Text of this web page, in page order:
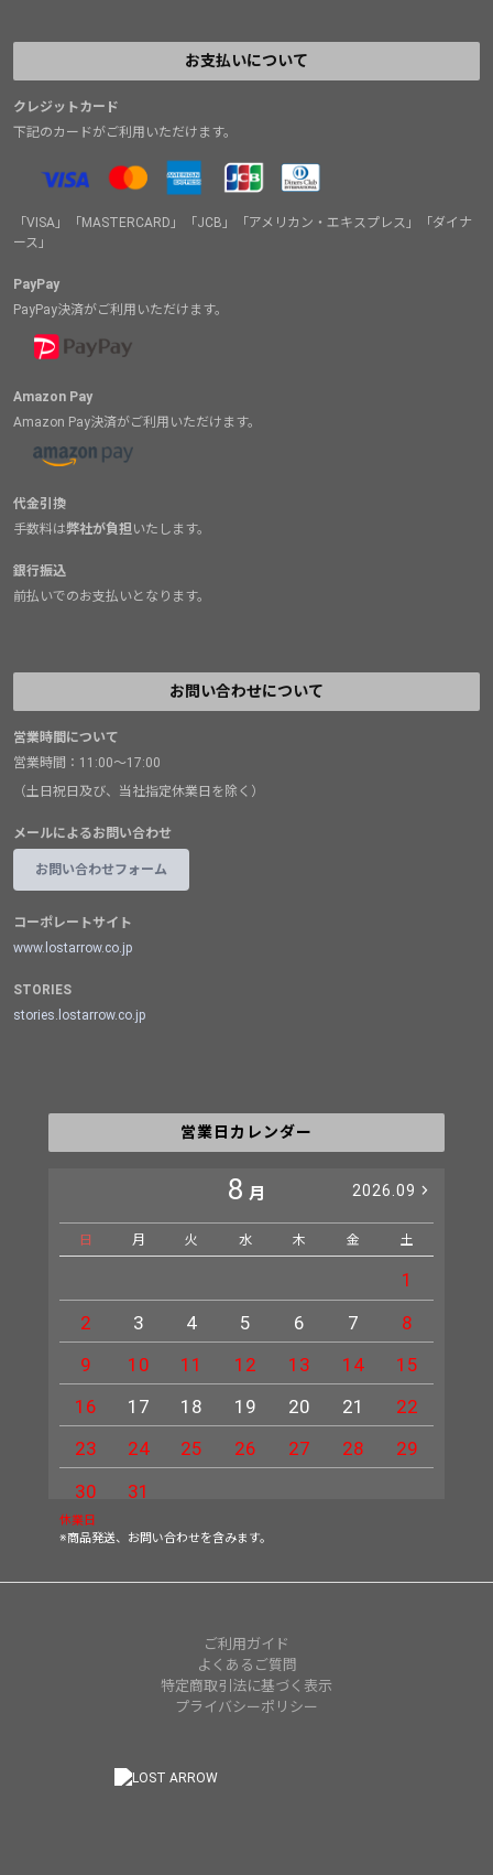
お支払いについて
クレジットカード
下記のカードがご利用いただけます。
「VISA」「MASTERCARD」「JCB」「アメリカン・エキスプレス」「ダイナ
ース」
PayPay
PayPay決済がご利用いただけます。
Amazon Pay
Amazon Pay決済がご利用いただけます。
代金引換
手数料は弊社が負担いたします。
銀行振込
前払いでのお支払いとなります。
お問い合わせについて
営業時間について
営業時間：11:00～17:00
（土日祝日及び、当社指定休業日を除く）
メールによるお問い合わせ
お問い合わせフォーム
コーポレートサイト
www.lostarrow.co.jp
STORIES
stories.lostarrow.co.jp
営業日カレンダー
8 月 2026.09
日 月 火 水 木 金 土
1
2
3 4 5 6 7
8
9
10 11 12 13 14
15
16
17 18 19 20 21
22
23
24 25 26 27 28
29
30
31
休業日
※商品発送、お問い合わせを含みます。
ご利用ガイド
よくあるご質問
特定商取引法に基づく表示
プライバシーポリシー